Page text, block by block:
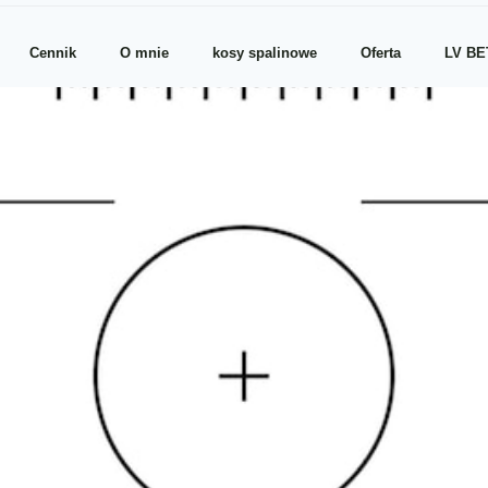
Cennik O mnie kosy spalinowe Oferta LV